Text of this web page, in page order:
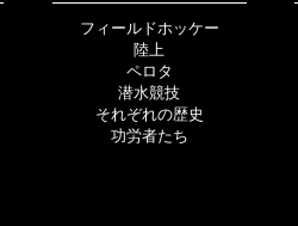
フィールドホッケー
陸上
ペロタ
潜水競技
それぞれの歴史
功労者たち